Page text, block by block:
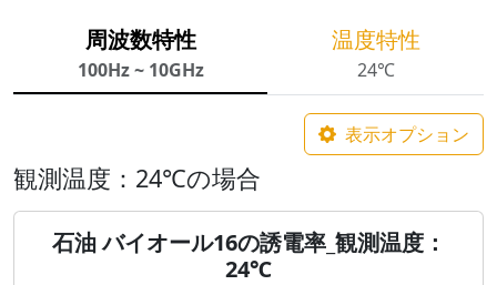
周波数特性
100Hz ~ 10GHz
温度特性
24℃
表示オプション
観測温度：24℃の場合
石油 バイオール16の誘電率_観測温度：
24℃